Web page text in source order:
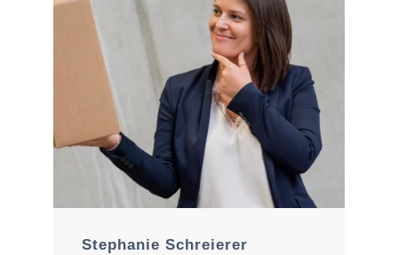
Stephanie Schreierer